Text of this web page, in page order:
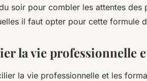
soir pour combler les attentes des
il faut opter pour cette formule
la vie professionnelle
la vie professionnelle et les